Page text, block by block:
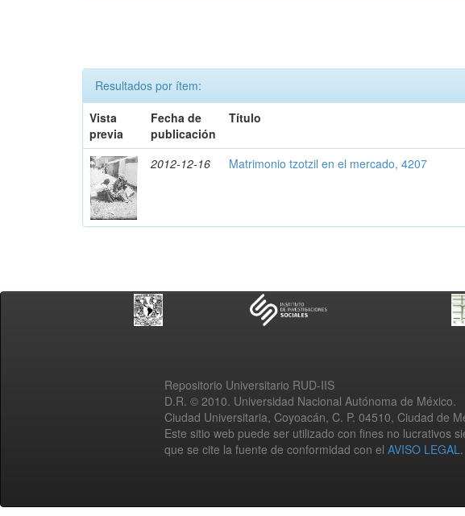
Resultados por ítem:
Vista
previa
Fecha de
publicación
Título
2012-12-16 Matrimonio tzotzil en el mercado, 4207
Repositorio Universitario RUD-IIS
D.R. © 2010. Universidad Nacional Autónoma de México.
Ciudad Universitaria, Coyoacán, C. P. 04510, Ciudad de
Este sitio web puede ser utilizado con fines no lucrativos
que se cite la fuente de conformidad con el AVISO LEGAL.